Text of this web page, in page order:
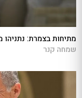
מתיחות בצמרת:
שמחה קנר